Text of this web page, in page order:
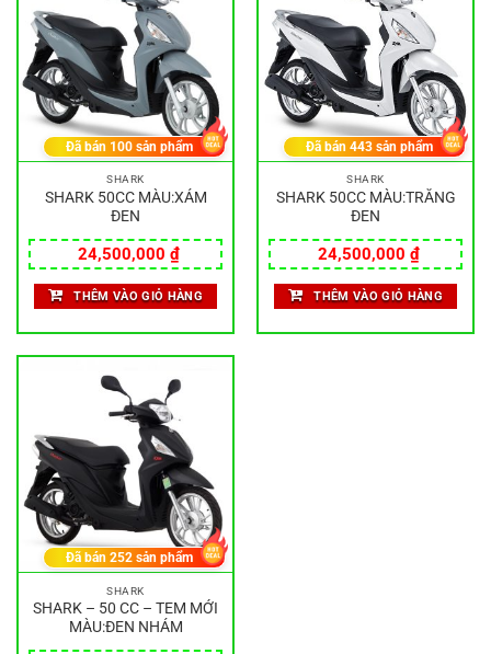
SHARK
SHARK 50CC MÀU:XÁM
ĐEN
24,500,000 ₫
Đã bán 100 sản phẩm
THÊM VÀO GIỎ HÀNG
SHARK
SHARK 50CC MÀU:TRẮNG
ĐEN
24,500,000 ₫
Đã bán443 sản phẩm
THÊM VÀO GIỎ HÀNG
SHARK
SHARK – 50 CC – TEM MỚI
MÀU:ĐEN NHÁM
Đã bán252 sản phẩm